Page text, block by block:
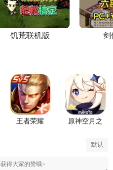
饥荒联机版 剑
王者荣耀
原神空月之
默认